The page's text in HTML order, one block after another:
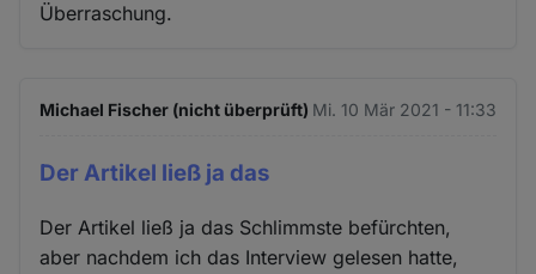
Überraschung.
Michael Fischer (nicht überprüft) Mi. 10 Mär 2021 - 11:33
Der Artikel ließ ja das
Der Artikel ließ ja das Schlimmste befürchten,
aber nachdem ich das Interview gelesen hatte,